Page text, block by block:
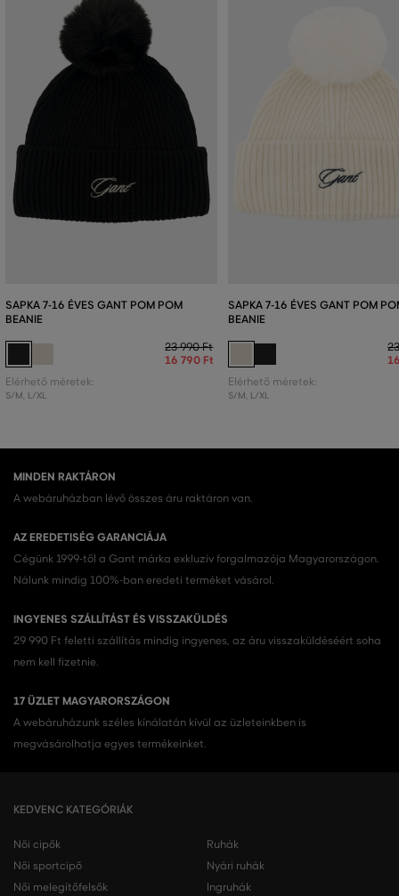
SAPKA 7-16 ÉVES GANT POM POM
BEANIE
23 990 Ft
16 790 Ft
Elérhető méretek:
S/M, L/XL
SAPKA 7-16 ÉVES GANT POM
BEANIE
Elérhető méretek:
S/M, L/XL
MINDEN RAKTÁRON
A webáruházban lévő összes áru raktáron van.
AZ EREDETISÉG GARANCIÁJA
Cégünk 1999-től a Gant márka exkluzív forgalmazója Magyarországon.
Nálunk mindig 100%-ban eredeti terméket vásárol.
INGYENES SZÁLLÍTÁST ÉS VISSZAKÜLDÉS
29 990 Ft feletti szállítás mindig ingyenes, az áru visszaküldéséért soha
nem kell fizetnie.
17 ÜZLET MAGYARORSZÁGON
A webáruházunk széles kínálatán kívül az üzleteinkben is
megvásárolhatja egyes termékeinket.
KEDVENC KATEGÓRIÁK
Női cipők
Női sportcipő
Női melegítőfelsők
Ruhák
Nyári ruhák
Ingruhák